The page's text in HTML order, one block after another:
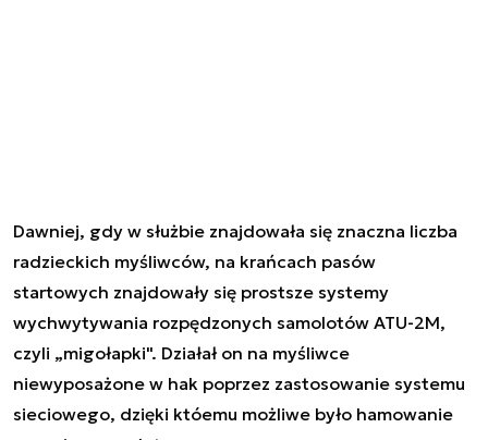
Dawniej, gdy w służbie znajdowała się znaczna liczba
radzieckich myśliwców, na krańcach pasów
startowych znajdowały się prostsze systemy
wychwytywania rozpędzonych samolotów ATU-2M,
czyli „migołapki". Działał on na myśliwce
niewyposażone w hak poprzez zastosowanie systemu
sieciowego, dzięki któemu możliwe było hamowanie